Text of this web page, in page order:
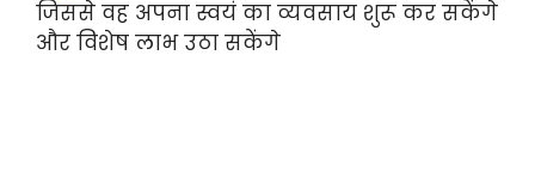
जिससे वह अपना स्वयं का व्यवसाय शुरू कर सकेंगे
और विशेष लाभ उठा सकेंगे